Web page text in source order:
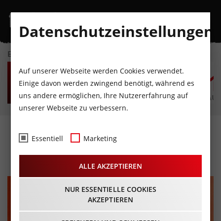
EVENTKALENDER
MO
10
AUGUST
DI
11
AUGUST
MI
12
AUGUST
DO
13
AUGUST
FR
14
AUGUST
8. Zirler Reparaturcafé
02.03.2024 - Beginn 14:00 Uhr
Datenschutzeinstellungen
Auf unserer Webseite werden Cookies verwendet.
Einige davon werden zwingend benötigt, während es
uns andere ermöglichen, Ihre Nutzererfahrung auf
unserer Webseite zu verbessern.
Essentiell Marketing
ALLE AKZEPTIEREN
NUR ESSENTIELLE COOKIES
AKZEPTIEREN